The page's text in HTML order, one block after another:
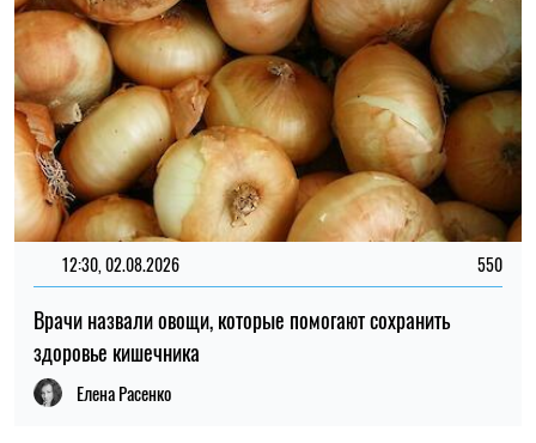
12:30, 02.08.2026 550
Врачи назвали овощи, которые помогают сохранить
здоровье кишечника
Елена Расенко